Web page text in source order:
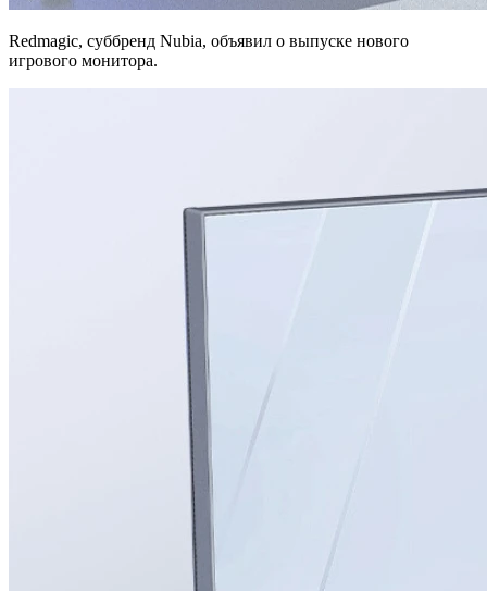
Redmagic, суббренд Nubia, объявил о выпуске нового
игрового монитора.